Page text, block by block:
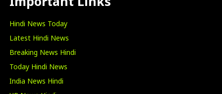
Hindi News Today
Latest Hindi News
Breaking News Hindi
Today Hindi News
India News Hindi